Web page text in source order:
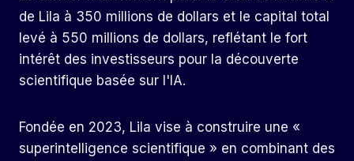
de Lila à 350 millions de dollars et le capital total
levé à 550 millions de dollars, reflétant le fort
intérêt des investisseurs pour la découverte
scientifique basée sur l'IA.
Fondée en 2023, Lila vise à construire une «
superintelligence scientifique » en combinant des